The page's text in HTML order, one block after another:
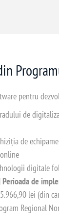
pentru
de
de
digitale
Perioada de
lei (din
Regional